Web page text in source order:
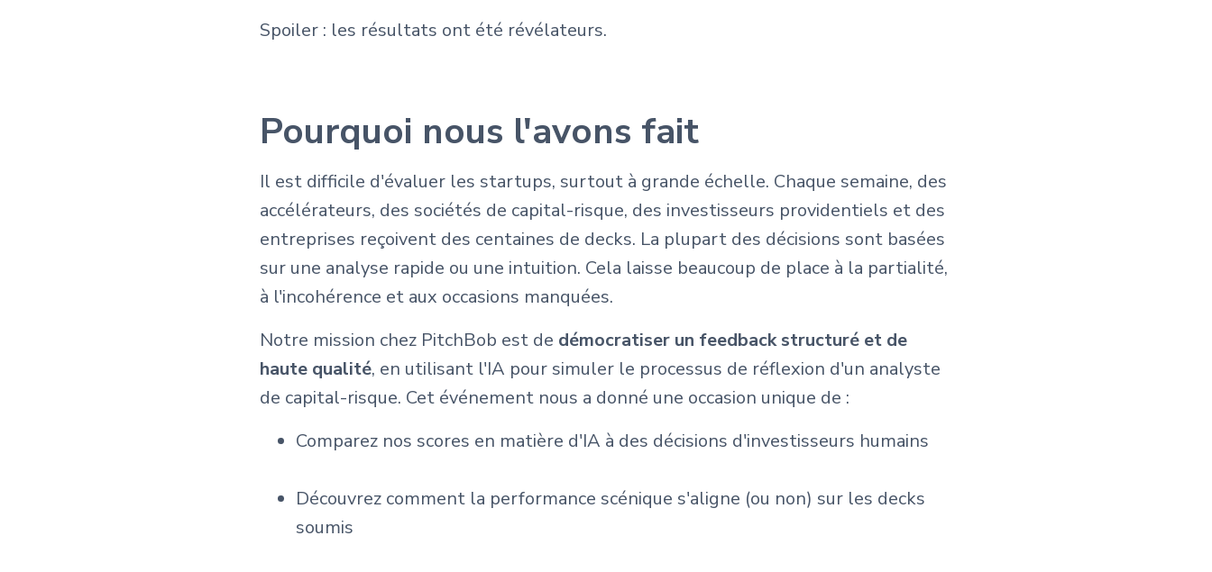
Spoiler : les résultats ont été révélateurs.
Pourquoi nous l'avons fait
Il est difficile d'évaluer les startups, surtout à grande échelle. Chaque semaine, des
accélérateurs, des sociétés de capital-risque, des investisseurs providentiels et des
entreprises reçoivent des centaines de decks. La plupart des décisions sont basées
sur une analyse rapide ou une intuition. Cela laisse beaucoup de place à la partialité,
à l'incohérence et aux occasions manquées.
Notre mission chez PitchBob est de démocratiser un feedback structuré et de
haute qualité, en utilisant l'IA pour simuler le processus de réflexion d'un analyste
de capital-risque. Cet événement nous a donné une occasion unique de :
Comparez nos scores en matière d'IA à des décisions d'investisseurs humains
Découvrez comment la performance scénique s'aligne (ou non) sur les decks
soumis